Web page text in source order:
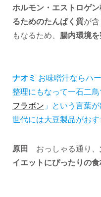
ホルモン・エストロゲ
るためのたんぱく質が含
もなるため、 腸内環境
ナオミ お味噌汁ならハ
整理にもなって一石二鳥
フラボン 」という言葉
世代には大豆製品がおす
原田 おっしゃる通り、
イエットにぴったりの食